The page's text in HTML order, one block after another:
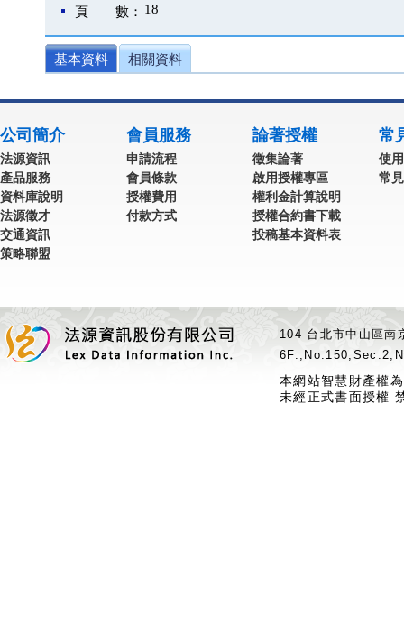
頁 數： 18
基本資料 相關資料
公司簡介
法源資訊
產品服務
資料庫說明
法源徵才
交通資訊
策略聯盟
會員服務
申請流程
會員條款
授權費用
付款方式
論著授權
徵集論著
啟用授權專區
權利金計算說明
授權合約書下載
投稿基本資料表
常
使
常
104 台北市中山區
本網站智慧財產權
未經正式書面授權